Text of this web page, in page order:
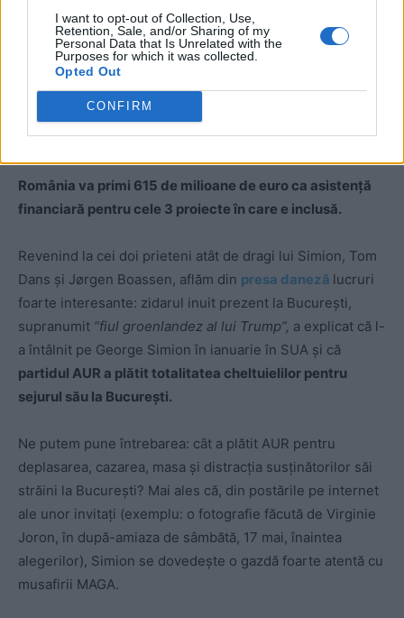
I want to opt-out of Collection, Use,
Retention, Sale, and/or Sharing of my
Personal Data that Is Unrelated with the
Purposes for which it was collected.
Opted Out
CONFIRM
În acest context geopolitic nou, câteva mine vor fi
redeschise, cu finanțare europeană și cu respectarea
zonelor rurale (legislația necesară
teritoriul Uniunii anul trecut).
România va primi 615 de milioane de euro ca asistență
financiară pentru cele 3 proiecte în care e inclusă.
Revenind la cei doi prieteni atât de dragi lui Simion, Tom
Dans și Jørgen Boassen, aflăm din presa daneză lucruri
foarte interesante: zidarul inuit prezent la București,
supranumit “fiul groenlandez al lui Trump”, a explicat că l-
a întâlnit pe George Simion în ianuarie în SUA și că
partidul AUR a plătit totalitatea cheltuielilor pentru
sejurul său la București.
Ne putem pune întrebarea: cât a plătit AUR pentru
deplasarea, cazarea, masa și distracția susținătorilor săi
străini la București? Mai ales că, din postările pe internet
ale unor invitați (exemplu: o fotografie făcută de Virginie
Joron, în după-amiaza de sâmbătă, 17 mai, înaintea
alegerilor), Simion se dovedește o gazdă foarte atentă cu
musafirii MAGA.